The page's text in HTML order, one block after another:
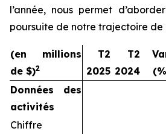
l’année, nous permet
poursuite de notre trajectoire de
(en millions
de $)2
T2
2025
T2
2024
Données des
activités
Chiffre